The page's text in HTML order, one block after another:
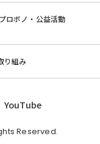
プロボノ・公益活動
り組み
YouTube
Reserved.